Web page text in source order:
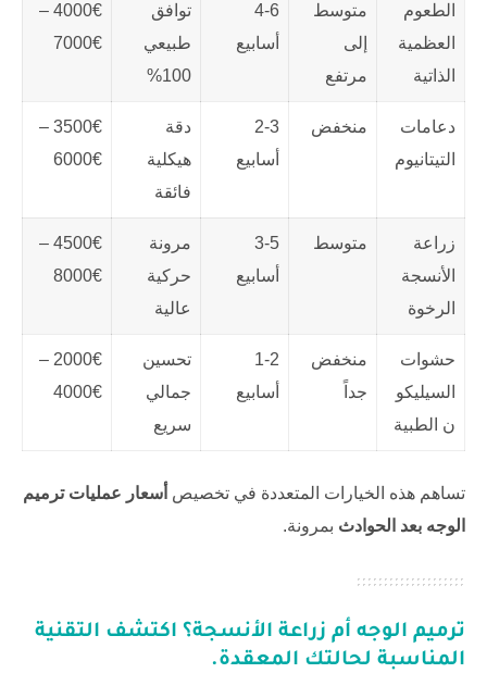
الطعوم
العظمية
الذاتية
متوسط
إلى
مرتفع
4-6
أسابيع
توافق
طبيعي
100%
4000€ –
7000€
دعامات
التيتانيوم
منخفض
2-3
أسابيع
دقة
هيكلية
فائقة
3500€ –
6000€
زراعة
الأنسجة
الرخوة
متوسط
3-5
أسابيع
مرونة
حركية
عالية
4500€ –
8000€
حشوات
السيليكو
ن الطبية
منخفض
جداً
1-2
أسابيع
تحسين
جمالي
سريع
2000€ –
4000€
تساهم هذه الخيارات المتعددة في تخصيص أسعار عمليات ترميم
الوجه بعد الحوادث بمرونة.
ترميم الوجه أم زراعة الأنسجة؟ اكتشف التقنية
المناسبة لحالتك المعقدة.